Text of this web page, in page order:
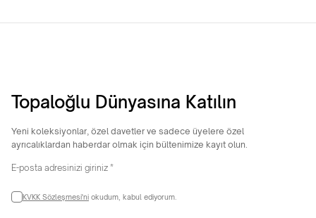
Topaloğlu Dünyasına Katılın
Yeni koleksiyonlar, özel davetler ve sadece üyelere özel
ayrıcalıklardan haberdar olmak için bültenimize kayıt olun.
KVKK Sözleşmesi'ni okudum, kabul ediyorum.